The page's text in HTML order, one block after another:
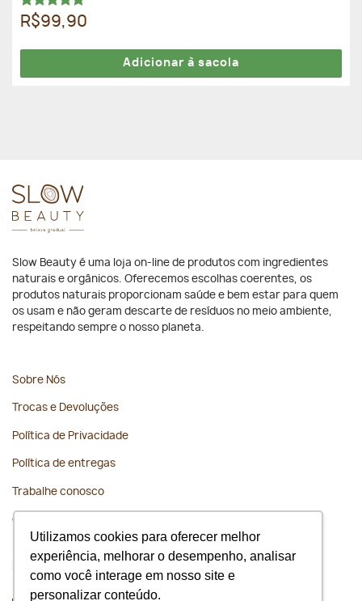
Utilizamos cookies para oferecer melhor
experiência, melhorar o desempenho, analisar
como você interage em nosso site e
personalizar conteúdo.
Avaliação
5.00 de 5
R$99,90
Adicionar à sacola
Slow Beauty é uma loja on-line de produtos com ingredientes
naturais e orgânicos. Oferecemos escolhas coerentes, os
produtos naturais proporcionam saúde e bem estar para quem
os usam e não geram descarte de resíduos no meio ambiente,
respeitando sempre o nosso planeta.
Sobre Nós
Trocas e Devoluções
Política de Privacidade
Política de entregas
Trabalhe conosco
Contato